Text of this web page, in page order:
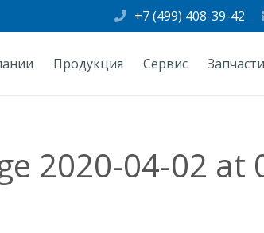
+7 (499) 408-39-42
Продукция Сервис
2020-04-02 at